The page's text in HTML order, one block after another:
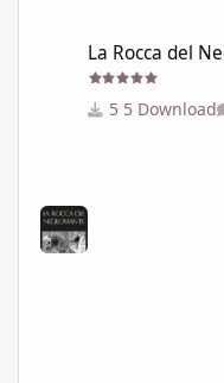
La Rocca del
5 Download